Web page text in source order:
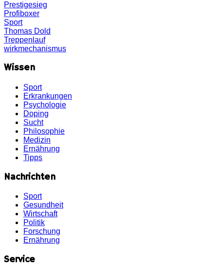
Prestigesieg
Profiboxer
Sport
Thomas Dold
Treppenlauf
wirkmechanismus
Wissen
Sport
Erkrankungen
Psychologie
Doping
Sucht
Philosophie
Medizin
Ernährung
Tipps
Nachrichten
Sport
Gesundheit
Wirtschaft
Politik
Forschung
Ernährung
Service